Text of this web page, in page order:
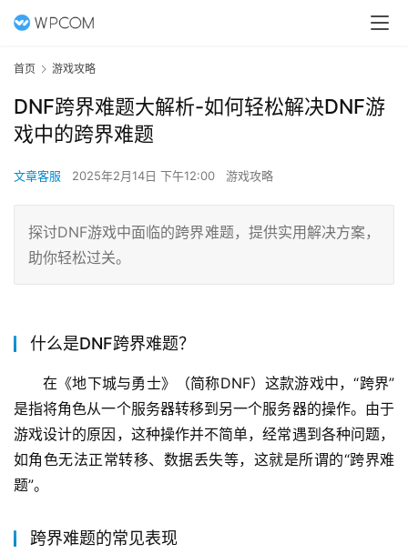
首页 游戏攻略
DNF跨界难题大解析-如何轻松解决DNF游
戏中的跨界难题
文章客服 2025年2月14日 下午12:00 游戏攻略
探讨DNF游戏中面临的跨界难题，提供实用解决方案，
助你轻松过关。
什么是DNF跨界难题？
在《地下城与勇士》（简称DNF）这款游戏中，“跨界”
是指将角色从一个服务器转移到另一个服务器的操作。由于
游戏设计的原因，这种操作并不简单，经常遇到各种问题，
如角色无法正常转移、数据丢失等，这就是所谓的“跨界难
题”。
跨界难题的常见表现